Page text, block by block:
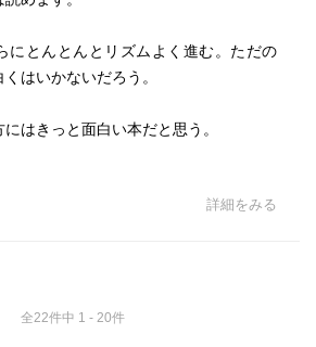
にとんとんとリズムよく進む。ただの
はいかないだろう。
はきっと面白い本だと思う。
詳細をみる
全22件中 1 - 20件